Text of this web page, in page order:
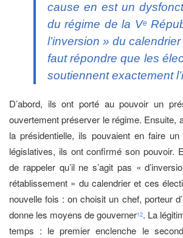
cause en est un
du régime de la Ve
l’inversion » du
faut répondre que les
soutiennent exactement
D’abord, ils ont porté au pouvoir un
ouvertement préserver le régime. Ensuite,
la présidentielle, ils pouvaient en faire
législatives, ils ont confirmé son pouvoir.
de rappeler qu’il ne s’agit pas «
rétablissement » du calendrier et ces
nouvelle fois : on choisit un chef, porteur
donne les moyens de gouverner12. La
temps : le premier enclenche le